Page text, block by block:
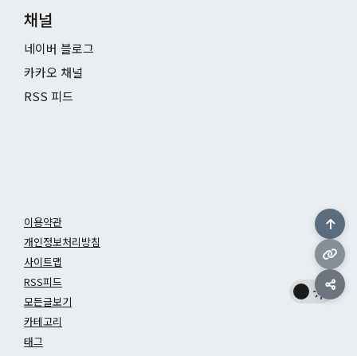
채널
네이버 블로그
카카오 채널
RSS 피드
이용약관
개인정보처리방침
사이트맵
RSS피드
모든글보기
카테고리
태그